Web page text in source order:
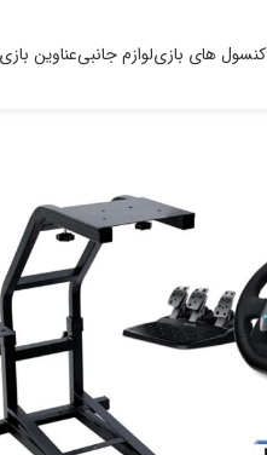
کنسول های بازیلوازم جانبیعناوین بازی